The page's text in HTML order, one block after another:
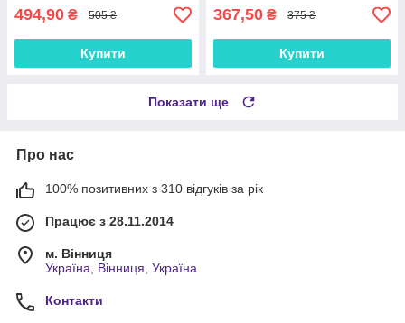
494,90 ₴ 505 ₴
Купити
367,50 ₴ 375 ₴
Купити
Показати ще
Про нас
100% позитивних з 310 відгуків за рік
Працює з 28.11.2014
м. Вінниця
Україна, Вінниця, Україна
Контакти